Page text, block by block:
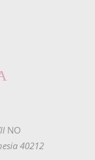
NO
40212